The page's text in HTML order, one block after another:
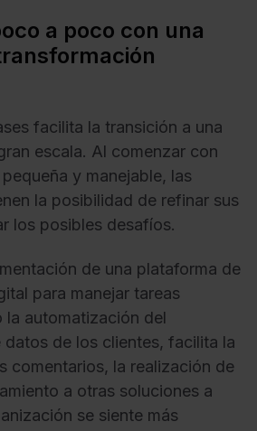
a poco con una
facilita la transición a una
escala. Al comenzar con
y manejable, las
la posibilidad de refinar sus
los posibles desafíos.
de una plataforma de
para manejar tareas
la automatización del
de los clientes, facilita la
comentarios, la realización de
a otras soluciones a
se siente más